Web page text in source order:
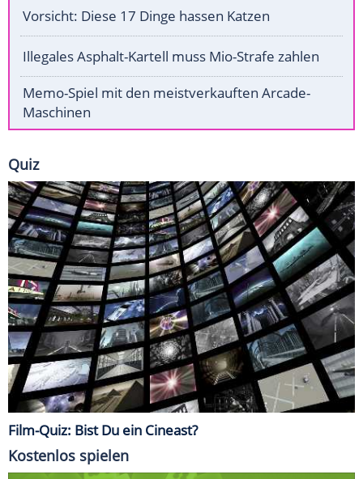
Vorsicht: Diese 17 Dinge hassen Katzen
Illegales Asphalt-Kartell muss Mio-Strafe zahlen
Memo-Spiel mit den meistverkauften Arcade-
Maschinen
Quiz
Film-Quiz: Bist Du ein Cineast?
Kostenlos spielen